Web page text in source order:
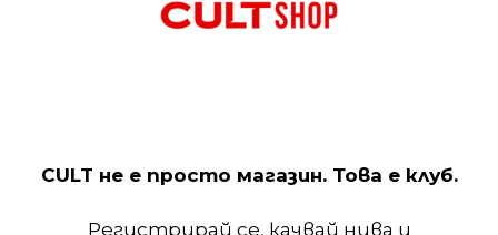
изваяна система Air Zoom и пяна ReactX. Това е
бързо.
CULT не е просто магазин. Това е клуб.
Регистрирай се, качвай нива и